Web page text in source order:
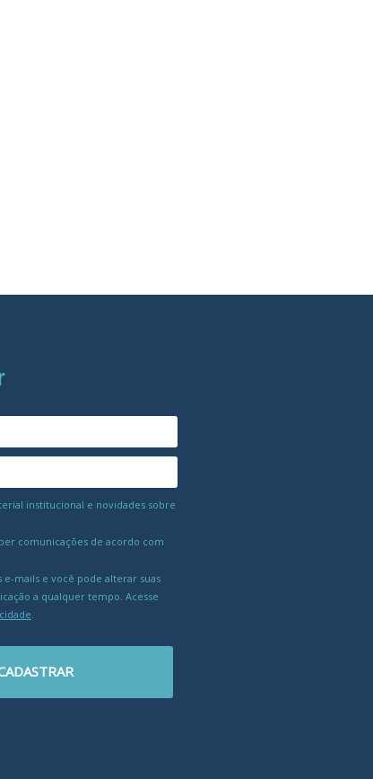
institucional e novidades sobre
comunicações de acordo com
mails e você pode alterar suas
a qualquer tempo. Acesse